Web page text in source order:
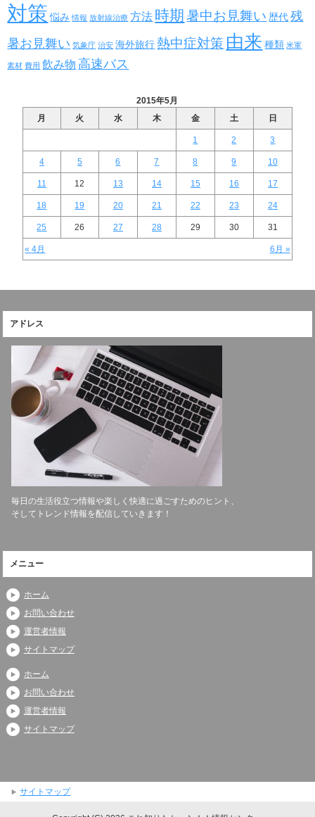
対策 悩み 情報 放射線治療 方法 時期 暑中お見舞い 歴代 残
暑お見舞い 気象庁 治安 海外旅行 熱中症対策 由来 種類 米軍
素材 費用 飲み物 高速バス
2015年5月
月
火 水 木 金 土 日
« 4月 6月 »
1 2 3
4 5 6 7 8 9 10
11 12 13 14 15 16 17
18 19 20 21 22 23 24
25 26 27 28 29 30 31
アドレス
毎日の生活役立つ情報や楽しく快適に過ごすためのヒント、
そしてトレンド情報を配信していきます！
メニュー
ホーム
お問い合わせ
運営者情報
サイトマップ
ホーム
お問い合わせ
運営者情報
サイトマップ
サイトマップ